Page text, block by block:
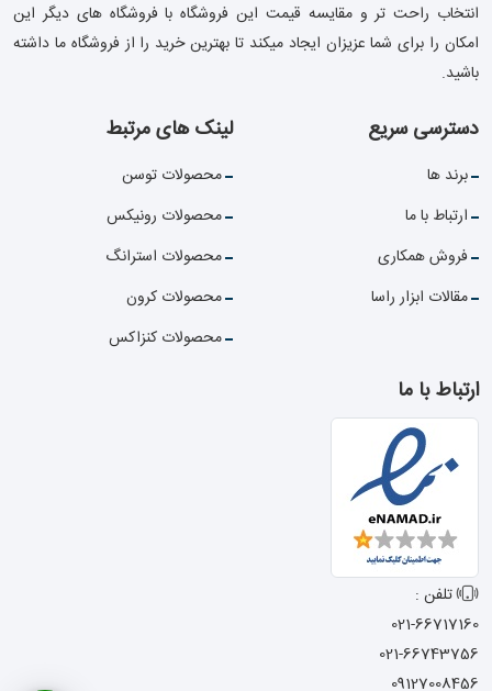
انتخاب راحت تر و مقایسه قیمت این فروشگاه با فروشگاه های دیگر این
امکان را برای شما عزیزان ایجاد میکند تا بهترین خرید را از فروشگاه ما داشته
باشید.
دسترسی سریع
برند ها
ارتباط با ما
فروش همکاری
مقالات ابزار راسا
لینک های مرتبط
محصولات توسن
محصولات رونیکس
محصولات استرانگ
محصولات کرون
محصولات کنزاکس
ارتباط با ما
تلفن :
021-66717160
021-66743756
09127008456